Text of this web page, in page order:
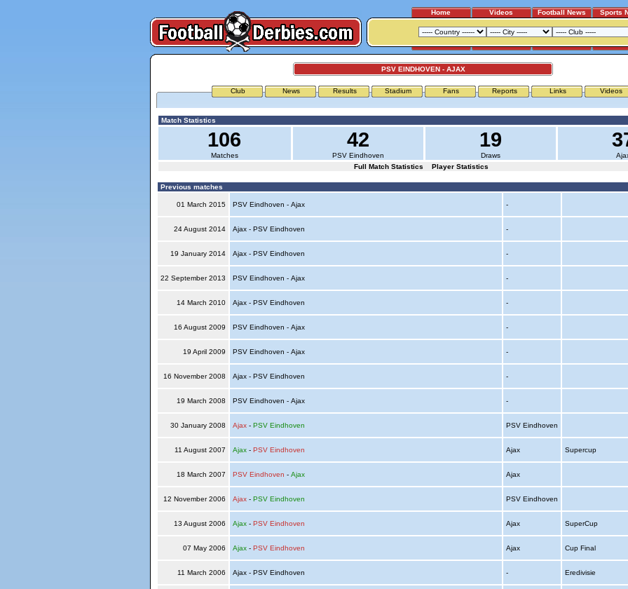
Home Videos Football News Sports
PSV EINDHOVEN - AJAX
Club News Results Stadium Fans Reports Links Videos
Match Statistics
106
Matches
42
PSV Eindhoven
19
Draws
Full Match Statistics
Player Statistics
Previous matches
01 March 2015 PSV Eindhoven - Ajax -
24 August 2014 Ajax - PSV Eindhoven -
19 January 2014 Ajax - PSV Eindhoven -
22 September 2013 PSV Eindhoven - Ajax -
14 March 2010 Ajax - PSV Eindhoven -
16 August 2009 PSV Eindhoven - Ajax -
19 April 2009 PSV Eindhoven - Ajax -
16 November 2008 Ajax - PSV Eindhoven -
19 March 2008 PSV Eindhoven - Ajax -
30 January 2008 Ajax- PSV Eindhoven PSV Eindhoven
11 August 2007 Ajax- PSV Eindhoven Ajax Supercup
18 March 2007 PSV Eindhoven - Ajax Ajax
12 November 2006 Ajax- PSV Eindhoven PSV Eindhoven
13 August 2006 Ajax- PSV Eindhoven Ajax SuperCup
07 May 2006 Ajax- PSV Eindhoven Ajax Cup Final
11 March 2006 Ajax - PSV Eindhoven - Eredivisie